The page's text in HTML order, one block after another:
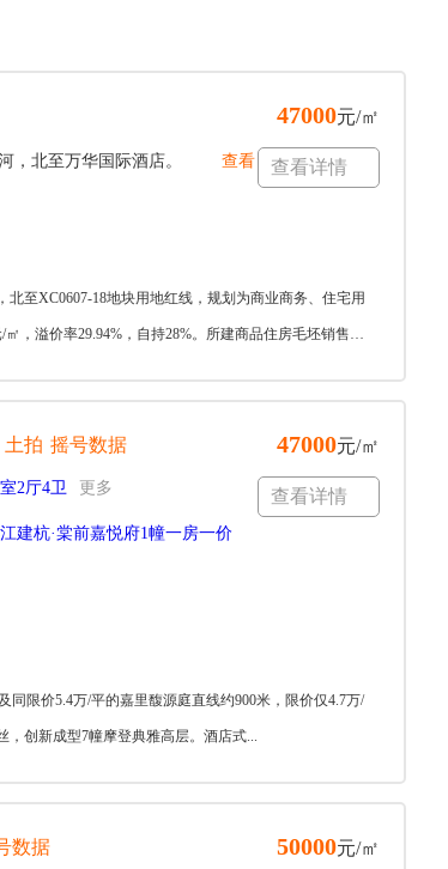
，北至万华国际酒店。
查看
47000元/㎡
查看详情
至XC0607-18地块用地红线，规划为商业商务、住宅用
，溢价率29.94%，自持28%。所建商品住房毛坯销售均
土拍 摇号数据
2厅4卫 更多
建杭·棠前嘉悦府1幢一房一价
47000元/㎡
查看详情
同限价5.4万/平的嘉里馥源庭直线约900米，限价仅4.7万/
创新成型7幢摩登典雅高层。酒店式...
数据 50000元/㎡